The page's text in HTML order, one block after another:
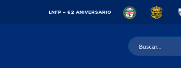
LNFP – 62 ANIVERSARIO